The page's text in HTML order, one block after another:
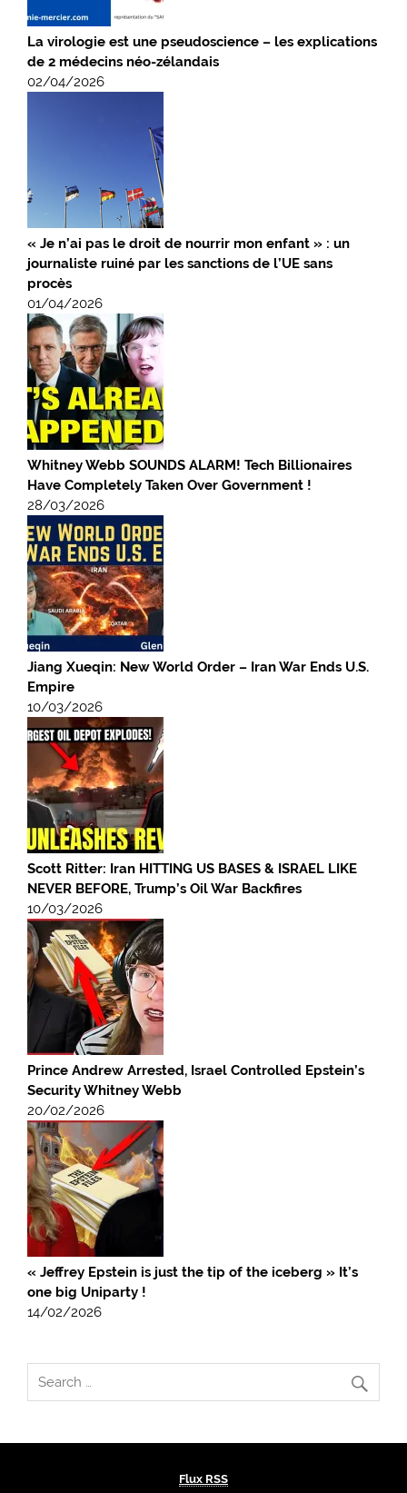
La virologie est une pseudoscience – les explications
de 2 médecins néo-zélandais
02/04/2026
« Je n’ai pas le droit de nourrir mon enfant » : un
journaliste ruiné par les sanctions de l’UE sans
procès
01/04/2026
Whitney Webb SOUNDS ALARM! Tech Billionaires
Have Completely Taken Over Government !
28/03/2026
Jiang Xueqin: New World Order – Iran War Ends U.S.
Empire
10/03/2026
Scott Ritter: Iran HITTING US BASES & ISRAEL LIKE
NEVER BEFORE, Trump’s Oil War Backfires
10/03/2026
Prince Andrew Arrested, Israel Controlled Epstein’s
Security Whitney Webb
20/02/2026
« Jeffrey Epstein is just the tip of the iceberg » It’s
one big Uniparty !
14/02/2026
Flux RSS